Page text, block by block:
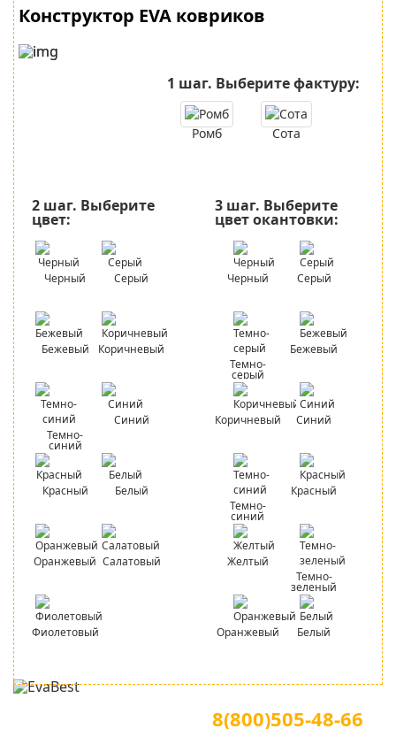
Конструктор EVA ковриков
1 шаг. Выберите фактуру:
Ромб Сота
2 шаг. Выберите
цвет:
Черный Серый
Бежевый Коричневый
Темно-
синий
Синий
Красный Белый
Оранжевый Салатовый
Фиолетовый
3 шаг. Выберите
цвет окантовки:
Черный Серый
Темно-
серый
Бежевый
Коричневый Синий
Темно-
синий
Красный
Желтый
Темно-
зеленый
Оранжевый Белый
8(800)505-48-66